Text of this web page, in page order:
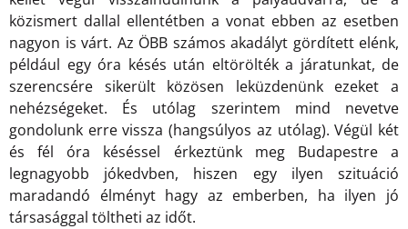
közismert dallal ellentétben a vonat ebben az esetben
nagyon is várt. Az ÖBB számos akadályt gördített elénk,
például egy óra késés után eltörölték a járatunkat, de
szerencsére sikerült közösen leküzdenünk ezeket a
nehézségeket. És utólag szerintem mind nevetve
gondolunk erre vissza (hangsúlyos az utólag). Végül két
és fél óra késéssel érkeztünk meg Budapestre a
legnagyobb jókedvben, hiszen egy ilyen szituáció
maradandó élményt hagy az emberben, ha ilyen jó
társasággal töltheti az időt.